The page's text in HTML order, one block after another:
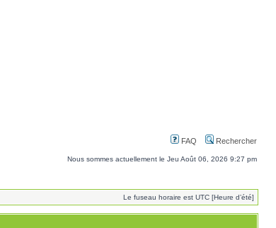
FAQ Rechercher
Nous sommes actuellement le Jeu Août 06, 2026 9:27 pm
Le fuseau horaire est UTC [Heure d’été]